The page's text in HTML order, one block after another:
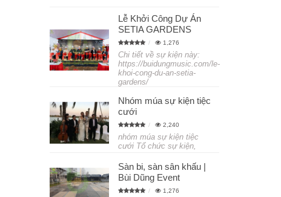
Lễ Khởi Công Dự Án
SETIA GARDENS
1,276
Chi tiết về sự kiện này:
https://buidungmusic.com/le-
khoi-cong-du-an-setia-
gardens/
Nhóm múa sự kiện tiệc
cưới
2,240
nhóm múa sự kiện tiệc
cưới Tổ chức sự kiện,
Sàn bi, sàn sân khấu |
Bùi Dũng Event
1,276